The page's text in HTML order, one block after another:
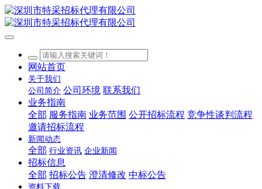
网站首页
关于我们
公司简介 公司环境 联系我们
业务指南
全部 服务指南 业务范围 公开招标流程 竞争性谈判流程
邀请招标流程
新闻动态
全部 行业资讯 企业新闻
招标信息
全部 招标公告 澄清修改 中标公告
资料下载